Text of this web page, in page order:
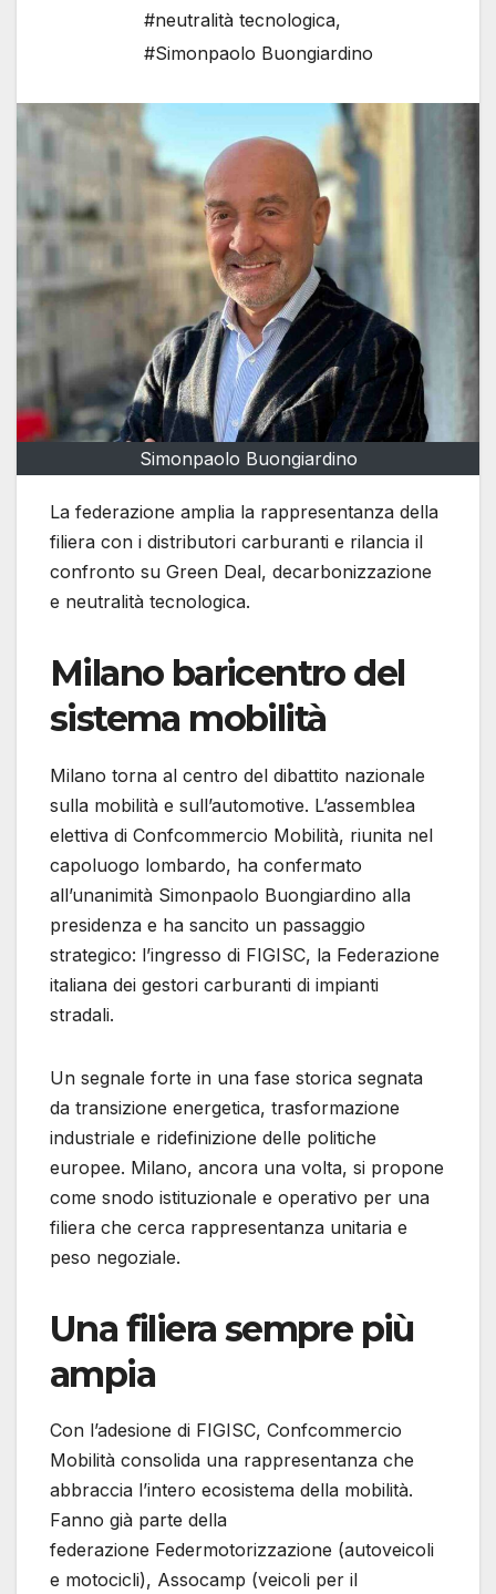
#neutralità tecnologica,
#Simonpaolo Buongiardino
Simonpaolo Buongiardino
La federazione amplia la rappresentanza della
filiera con i distributori carburanti e rilancia il
confronto su Green Deal, decarbonizzazione
e neutralità tecnologica.
Milano baricentro del
sistema mobilità
Milano torna al centro del dibattito nazionale
sulla mobilità e sull’automotive. L’assemblea
elettiva di Confcommercio Mobilità, riunita nel
capoluogo lombardo, ha confermato
all’unanimità Simonpaolo Buongiardino alla
presidenza e ha sancito un passaggio
strategico: l’ingresso di FIGISC, la Federazione
italiana dei gestori carburanti di impianti
stradali.
Un segnale forte in una fase storica segnata
da transizione energetica, trasformazione
industriale e ridefinizione delle politiche
europee. Milano, ancora una volta, si propone
come snodo istituzionale e operativo per una
filiera che cerca rappresentanza unitaria e
peso negoziale.
Una filiera sempre più
ampia
Con l’adesione di FIGISC, Confcommercio
Mobilità consolida una rappresentanza che
abbraccia l’intero ecosistema della mobilità.
Fanno già parte della
federazione Federmotorizzazione (autoveicoli
e motocicli), Assocamp (veicoli per il